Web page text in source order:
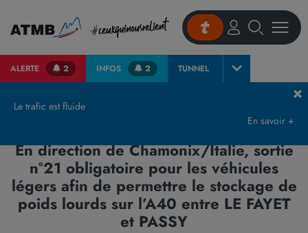
ALERTE 2 INFOS 2 TUNNEL
Le trafic est fluide
En savoir +
En direction de Chamonix/Italie, sortie
n°21 obligatoire pour les véhicules
légers afin de permettre le stockage de
poids lourds sur l’A40 entre LE FAYET
et PASSY